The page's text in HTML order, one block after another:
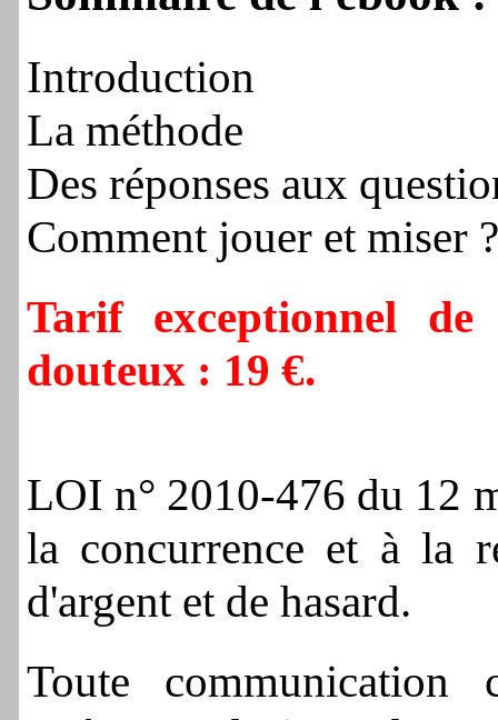
Introduction
La méthode
Des réponses aux
Comment jouer et miser ?
Tarif exceptionnel
douteux : 19 €.
LOI n° 2010-476 du 12
la concurrence et à la
d'argent et de hasard.
Toute communication